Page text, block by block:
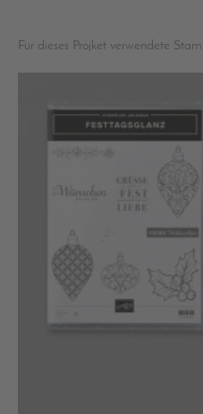
Für dieses Projket verwendete